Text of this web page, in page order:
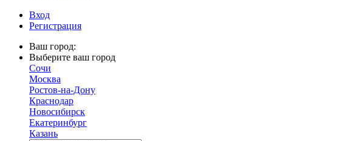
Вход
Регистрация
Ваш город:
Выберите ваш город
Сочи
Москва
Ростов-на-Дону
Краснодар
Новосибирск
Екатеринбург
Казань